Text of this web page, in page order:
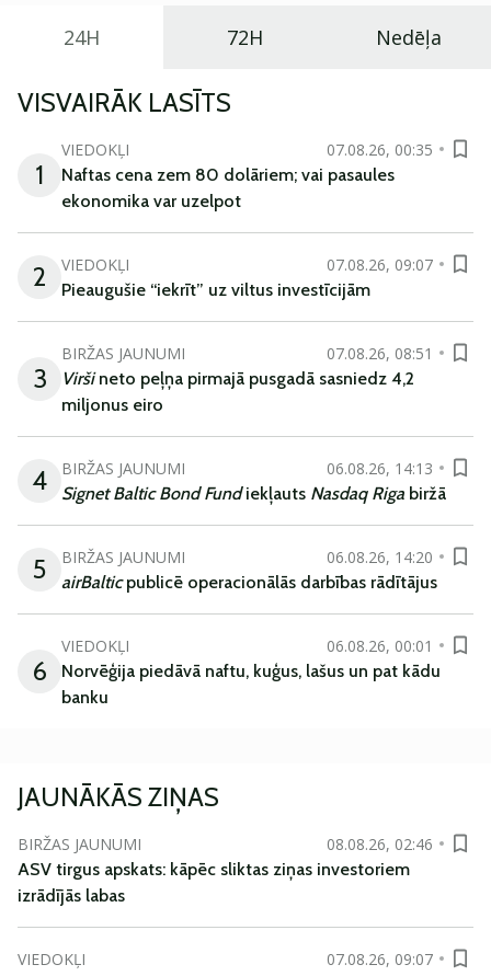
24H 72H Nedēļa
VISVAIRĀK LASĪTS
1
VIEDOKĻI
07.08.26, 00:35
Naftas cena zem 80 dolāriem; vai pasaules
ekonomika var uzelpot
2 VIEDOKĻI
07.08.26, 09:07
Pieaugušie “iekrīt” uz viltus investīcijām
3
BIRŽAS JAUNUMI
07.08.26, 08:51
Viršineto peļņa pirmajā pusgadā sasniedz 4,2
miljonus eiro
4 BIRŽAS JAUNUMI
06.08.26, 14:13
Signet Baltic Bond Fundiekļauts Nasdaq Riga biržā
5 BIRŽAS JAUNUMI
06.08.26, 14:20
airBalticpublicē operacionālās darbības rādītājus
6
VIEDOKĻI
06.08.26, 00:01
Norvēģija piedāvā naftu, kuģus, lašus un pat kādu
banku
JAUNĀKĀS ZIŅAS
BIRŽAS JAUNUMI
08.08.26, 02:46
ASV tirgus apskats: kāpēc sliktas ziņas investoriem
izrādījās labas
VIEDOKĻI
07.08.26, 09:07